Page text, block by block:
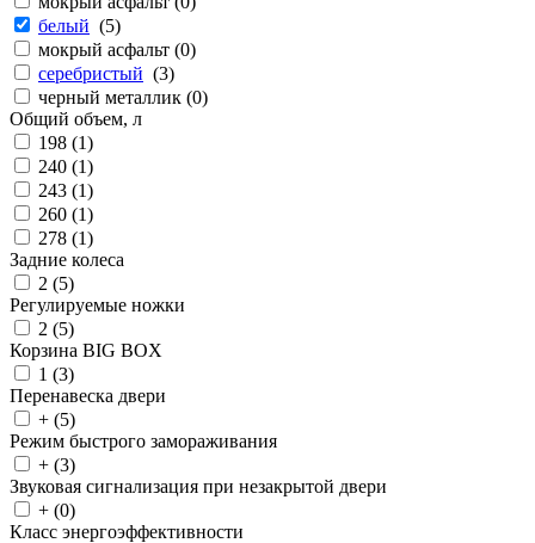
белый (5)
мокрый асфальт (0)
серебристый (3)
черный металлик (0)
Общий объем, л
198 (1)
240 (1)
243 (1)
260 (1)
278 (1)
Задние колеса
2 (5)
Регулируемые ножки
2 (5)
Корзина BIG BOX
1 (3)
Перенавеска двери
+ (5)
Режим быстрого замораживания
+ (3)
Звуковая сигнализация при незакрытой двери
+ (0)
Класс энергоэффективности